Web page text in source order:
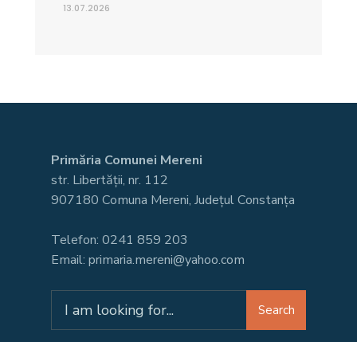
13.07.2026
Primăria Comunei Mereni
str. Libertății, nr. 112
907180 Comuna Mereni, Județul Constanța
Telefon: 0241 859 203
Email: primaria.mereni@yahoo.com
for:
Search